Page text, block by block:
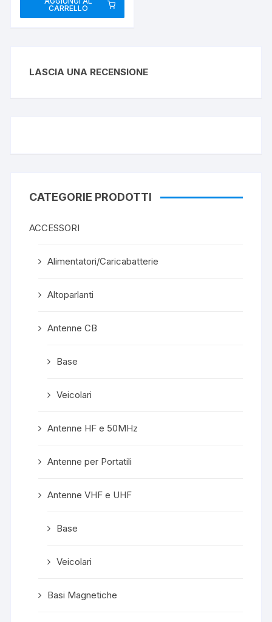
CARRELLO
LASCIA UNA RECENSIONE
CATEGORIE PRODOTTI
ACCESSORI
Alimentatori/Caricabatterie
Altoparlanti
Antenne CB
Base
Veicolari
Antenne HF e 50MHz
Antenne per Portatili
Antenne VHF e UHF
Base
Veicolari
Basi Magnetiche